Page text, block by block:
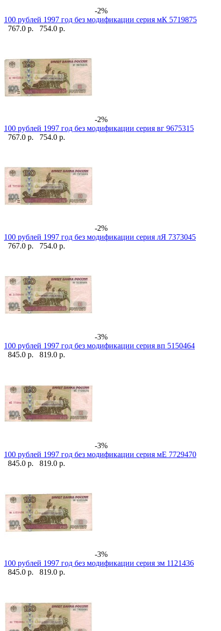
-2%
100 рублей 1997 год без модификации серия мК 5719875
767.0 р.
754.0 р.
-2%
100 рублей 1997 год без модификации серия вг 9675315
767.0 р.
754.0 р.
-2%
100 рублей 1997 год без модификации серия лЯ 7373045
767.0 р.
754.0 р.
-3%
100 рублей 1997 год без модификации серия вп 5150464
845.0 р.
819.0 р.
-3%
100 рублей 1997 год без модификации серия мЕ 7729470
845.0 р.
819.0 р.
-3%
100 рублей 1997 год без модификации серия зм 1121436
845.0 р.
819.0 р.